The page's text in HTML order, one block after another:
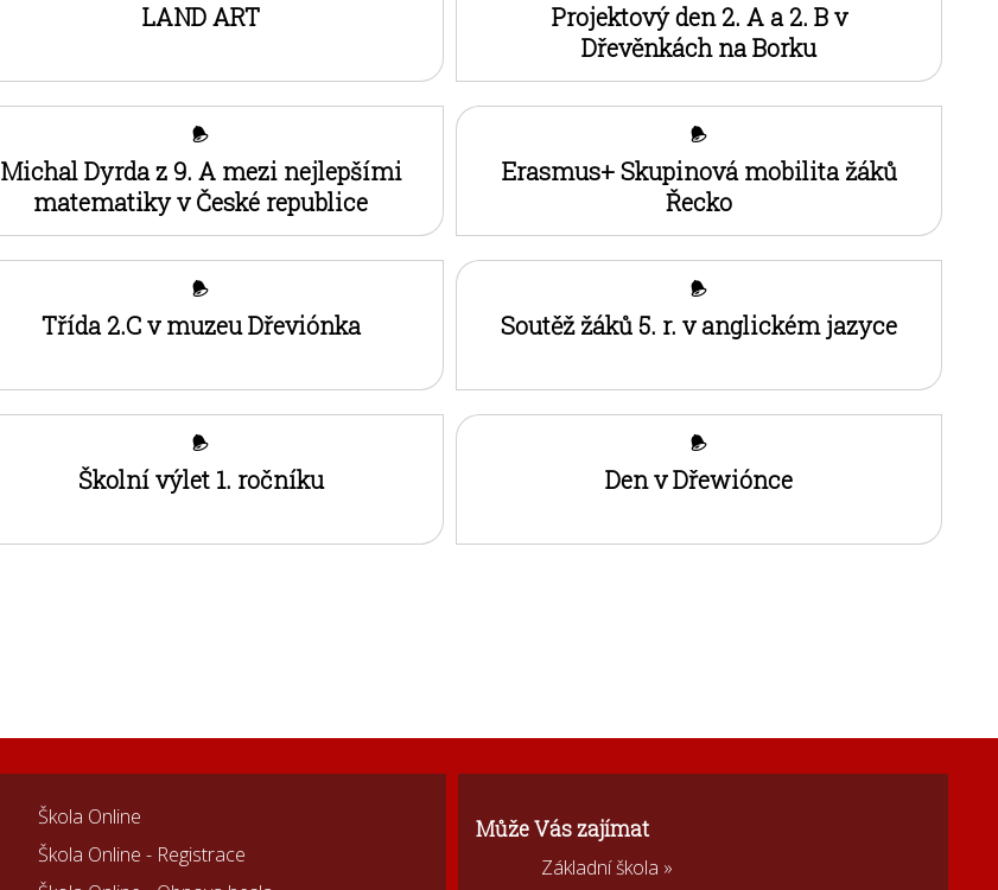
LAND ART
Projektový den 2. A a 2. B v
Dřevěnkách na Borku
Michal Dyrda z 9. A mezi nejlepšími
matematiky v České republice
Erasmus+ Skupinová mobilita žáků
Řecko
Třída 2.C v muzeu Dřeviónka Soutěž žáků 5. r. v anglickém jazyce
Školní výlet 1. ročníku Den v Dřewiónce
Škola Online
Škola Online - Registrace
Může Vás zajímat
Základní škola »